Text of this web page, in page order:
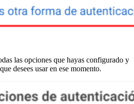
las opciones que hayas configurado y
desees usar en ese momento.